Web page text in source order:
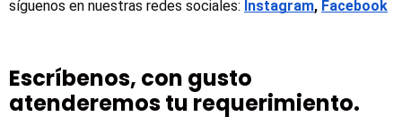
síguenos en nuestras redes sociales: Instagram, Facebook
Escríbenos, con gusto
atenderemos tu requerimiento.